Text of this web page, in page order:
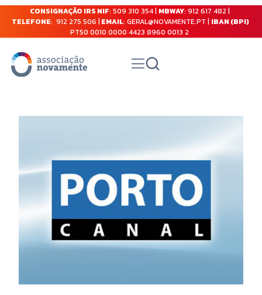
CONSIGNAÇÃO IRS NIF: 509 310 354 | MBWAY: 912 617 482 |
TELEFONE: 912 275 506 | EMAIL: GERAL@NOVAMENTE.PT | IBAN (BPI)
PT50 0010 0000 4423 8960 0013 2